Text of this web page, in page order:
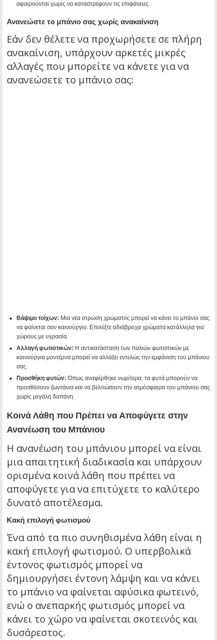
αφαιρούνται χωρίς να καταστρέφουν τις επιφάνειες.
Ανανεώστε το μπάνιο σας χωρίς ανακαίνιση
Εάν δεν θέλετε να προχωρήσετε σε πλήρη
ανακαίνιση, υπάρχουν αρκετές μικρές
αλλαγές που μπορείτε να κάνετε για να
ανανεώσετε το μπάνιο σας:
Βάψιμο τοίχων: Μια νέα στρώση χρώματος μπορεί να κάνει το μπάνιο σας
να φαίνεται σαν καινούργιο. Επιλέξτε αδιάβροχα χρώματα κατάλληλα για
χώρους με υγρασία.
Αλλαγή φωτιστικών: Η αντικατάσταση των παλιών φωτιστικών με
καινούργια μοντέρνα μπορεί να αλλάξει εντελώς την εμφάνιση του μπάνιου
σας.
Προσθήκη φυτών: Όπως αναφέρθηκε νωρίτερα, τα φυτά μπορούν να
προσθέσουν ζωντάνια και να βελτιώσουν την ατμόσφαιρα του μπάνιου σας
χωρίς μεγάλη δαπάνη.
Κοινά Λάθη που Πρέπει να Αποφύγετε στην
Ανανέωση του Μπάνιου
Η ανανέωση του μπάνιου μπορεί να είναι
μια απαιτητική διαδικασία και υπάρχουν
ορισμένα κοινά λάθη που πρέπει να
αποφύγετε για να επιτύχετε το καλύτερο
δυνατό αποτέλεσμα.
Κακή επιλογή φωτισμού
Ένα από τα πιο συνηθισμένα λάθη είναι η
κακή επιλογή φωτισμού. Ο υπερβολικά
έντονος φωτισμός μπορεί να
δημιουργήσει έντονη λάμψη και να κάνει
το μπάνιο να φαίνεται αφύσικα φωτεινό,
ενώ ο ανεπαρκής φωτισμός μπορεί να
κάνει το χώρο να φαίνεται σκοτεινός και
δυσάρεστος.